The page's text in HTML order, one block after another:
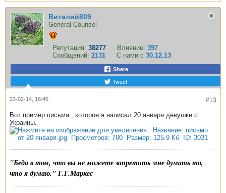
Виталий809
General Counsel
Репутация: 38277 Влияние: 397
Сообщений: 2131 С нами с 30.12.13
Share
Tweet
#13
23-02-14, 16:46
Вот пример письма , которое я написал 20 января девушке с
Украины.
"Беда в том, что вы не можете запретить мне думать то,
что я думаю." Г.Г.Маркес